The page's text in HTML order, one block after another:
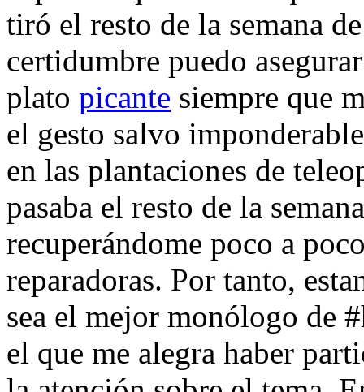
tiró el resto de la semana
certidumbre puedo
plato picante siempre que
el gesto salvo
en las plantaciones de
pasaba el resto de la
recuperándome poco a
reparadoras. Por tanto,
sea el mejor monólogo de
el que me alegra haber